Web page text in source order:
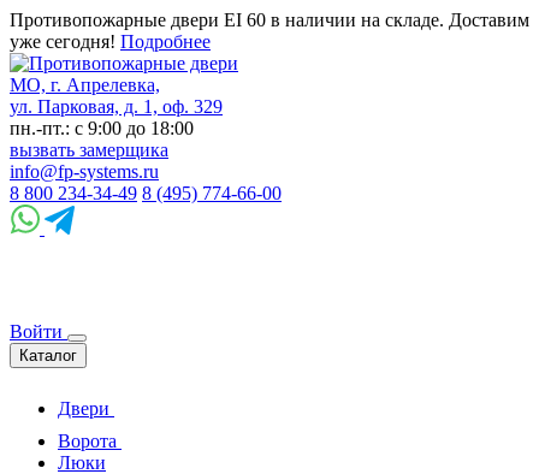
Противопожарные двери EI 60 в наличии на складе. Доставим
уже сегодня! Подробнее
МО, г. Апрелевка,
ул. Парковая, д. 1, оф. 329
пн.-пт.: с 9:00 до 18:00
вызвать замерщика
info@fp-systems.ru
8 800 234-34-49 8 (495) 774-66-00
Войти
Каталог
Двери
Ворота
Люки